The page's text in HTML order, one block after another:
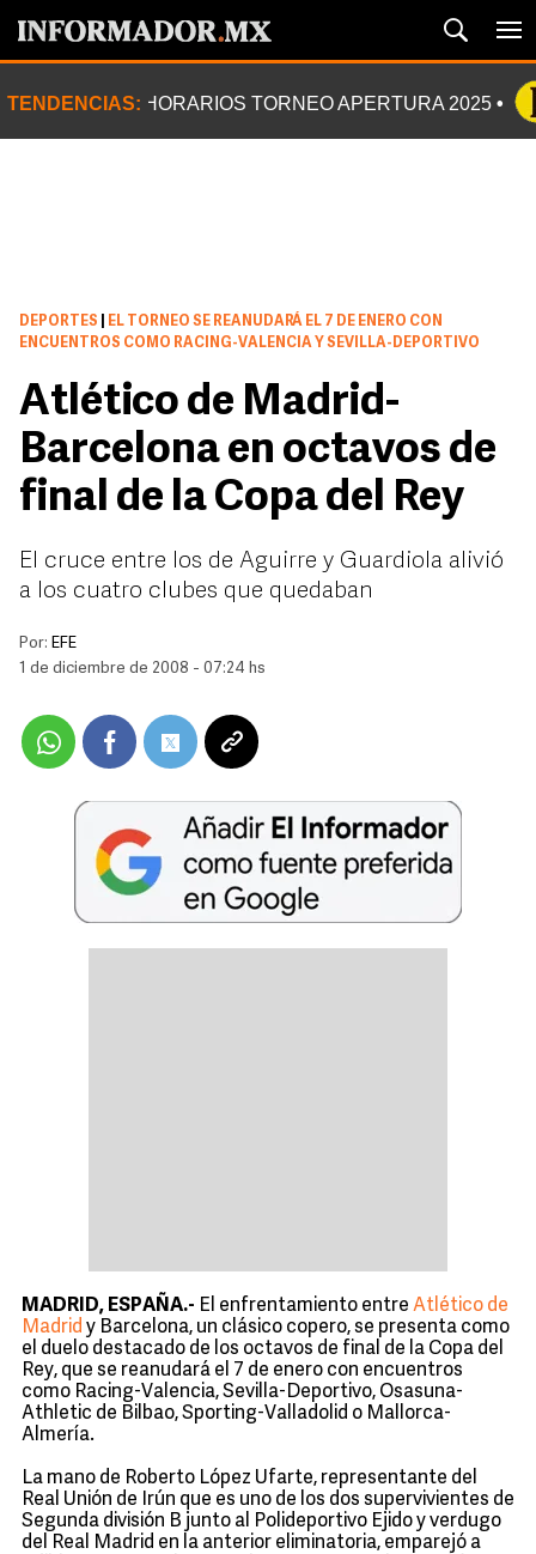
TENDENCIAS: HORARIOS TORNEO APERTURA 2025
DEPORTES
EL TORNEO SE REANUDARÁ EL 7 DE ENERO CON
ENCUENTROS COMO RACING-VALENCIA Y SEVILLA-DEPORTIVO
Atlético de Madrid-
Barcelona en octavos de
final de la Copa del Rey
El cruce entre los de Aguirre y Guardiola alivió
a los cuatro clubes que quedaban
Por: EFE
1 de diciembre de 2008 - 07:24 hs
MADRID, ESPAÑA.- El enfrentamiento entre Atlético de
Madrid y Barcelona, un clásico copero, se presenta como
el duelo destacado de los octavos de final de la Copa del
Rey, que se reanudará el 7 de enero con encuentros
como Racing-Valencia, Sevilla-Deportivo, Osasuna-
Athletic de Bilbao, Sporting-Valladolid o Mallorca-
Almería.
La mano de Roberto López Ufarte, representante del
Real Unión de Irún que es uno de los dos supervivientes de
Segunda división B junto al Polideportivo Ejido y verdugo
del Real Madrid en la anterior eliminatoria, emparejó a